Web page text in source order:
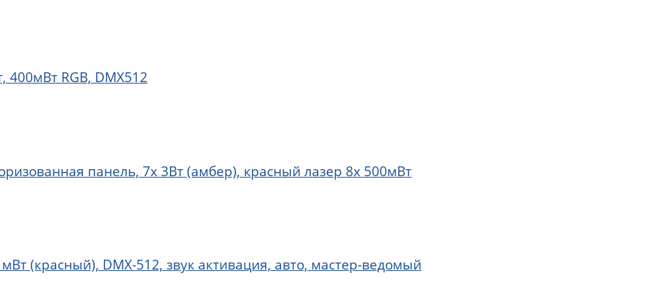
400мВт RGB, DMX512
панель, 7x 3Вт (амбер), красный лазер 8х 500мВт
(красный), DMX-512, звук активация, авто, мастер-ведомый